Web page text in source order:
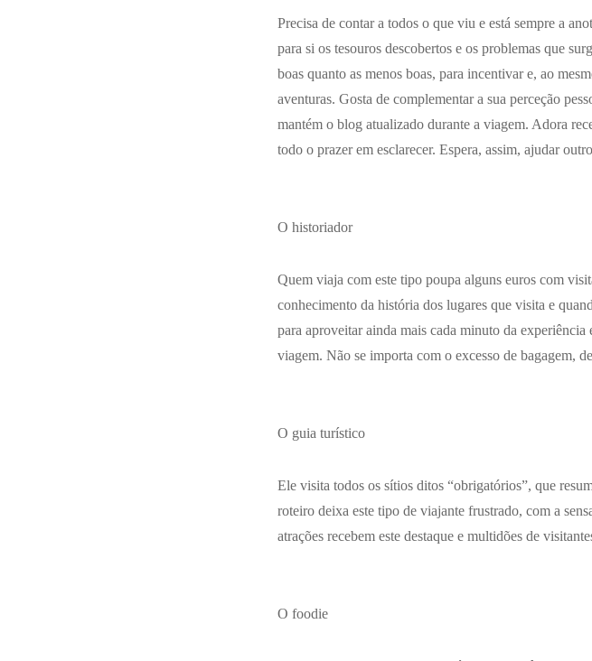
Precisa de contar a todos o que viu e está sempre a
para si os tesouros descobertos e os problemas que
boas quanto as menos boas, para incentivar e, ao
aventuras. Gosta de complementar a sua perceção
mantém o blog atualizado durante a viagem. Adora
todo o prazer em esclarecer. Espera, assim, ajudar
O historiador
Quem viaja com este tipo poupa alguns euros com
conhecimento da história dos lugares que visita e
para aproveitar ainda mais cada minuto da experiência
viagem. Não se importa com o excesso de bagagem,
O guia turístico
Ele visita todos os sítios ditos “obrigatórios”, que
roteiro deixa este tipo de viajante frustrado, com a
atrações recebem este destaque e multidões de
O foodie